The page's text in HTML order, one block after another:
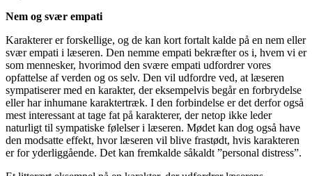
Nem og svær empati
Karakterer er forskellige, og de kan kort fortalt kalde på en nem eller
svær empati i læseren. Den nemme empati bekræfter os i, hvem vi er
som mennesker, hvorimod den svære empati udfordrer vores
opfattelse af verden og os selv. Den vil udfordre ved, at læseren
sympatiserer med en karakter, der eksempelvis begår en forbrydelse
eller har inhumane karaktertræk. I den forbindelse er det derfor også
mest interessant at tage fat på karakterer, der netop ikke leder
naturligt til sympatiske følelser i læseren. Mødet kan dog også have
den modsatte effekt, hvor læseren vil blive frastødt, hvis karakteren
er for yderliggående. Det kan fremkalde såkaldt ”personal distress”.